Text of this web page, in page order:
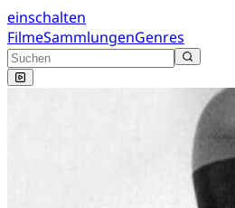
einschalten
FilmeSammlungenGenres